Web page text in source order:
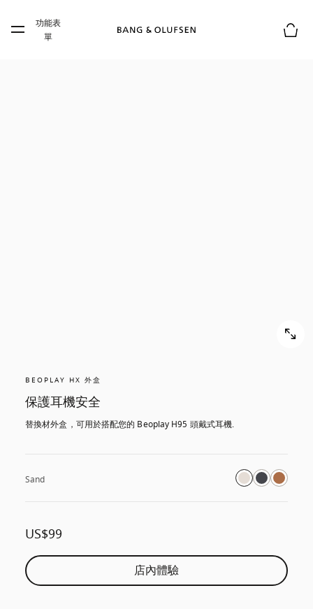
Skip to main footer
功能表
單
BEOPLAY HX 外盒
保護耳機安全
替換材外盒，可用於搭配您的 Beoplay H95 頭戴式耳機.
Sand
US$99
店內體驗